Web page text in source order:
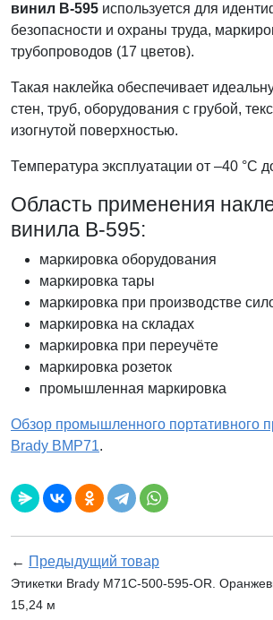
винил В-595 используется для
безопасности и охраны труда,
трубопроводов (17 цветов).
Такая наклейка обеспечивает
стен, труб, оборудования с грубой,
изогнутой поверхностью.
Температура эксплуатации от –40 °C
Область применения
винила В-595:
маркировка оборудования
маркировка тары
маркировка при производстве
маркировка на складах
маркировка при переучёте
маркировка розеток
промышленная маркировка
Обзор промышленного портативного
Brady BMP71.
← Предыдущий товар
Этикетки Brady M71C-500-595-OR.
15,24 м